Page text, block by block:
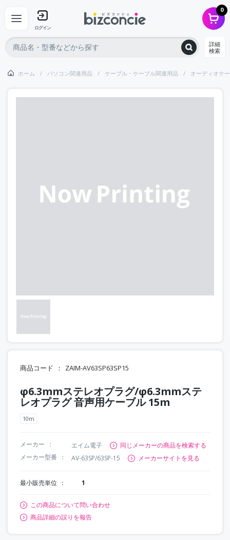
ログイン
0
詳細
検索
ホーム パソコン関連用品 ケーブル・ケーブル関連用品 オーディオケ
商品コード ZAIM-AV63SP63SP15
φ6.3mmステレオプラグ/φ6.3mmステ
レオプラグ 音声用ケーブル 15m
10m
メーカー エイム電子
同じメーカーの商品を検索する
メーカー型番
AV-63SP/63SP-15 メーカーサイトを見る
最小販売単位 1
この商品について問い合わせ
商品詳細の誤りを報告